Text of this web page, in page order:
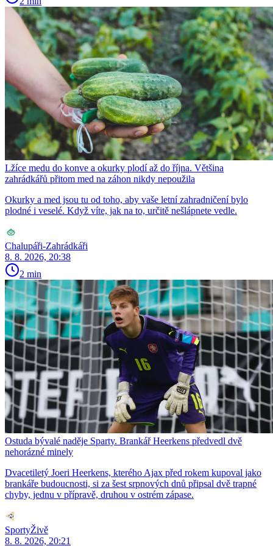
Lžíce medu do konve a okurky plodí až do října. Většina
zahrádkářů přitom med na záhon nikdy nepoužila
Okurky a med jsou tu od toho, aby vaše letní zahradničení bylo
plodné i veselé. Když víte, jak na to, určitě nešlápnete vedle.
Chalupáři-Zahrádkáři
8. 8. 2026, 20:38
2 min
Ostuda bývalé naděje Sparty. Brankář Heerkens předvedl dvě
nehorázné minely
Dvacetiletý Joeri Heerkens, kterého Ajax před rokem kupoval jako
brankáře budoucnosti, si za šest srpnových dnů připsal dvě trapné
chyby, jednu v přípravě, druhou v ostrém zápase.
SportyŽivě
8. 8. 2026, 20:21